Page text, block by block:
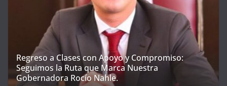
Regreso a Clases con Apoyo y Compromiso:
Seguimos la Ruta que Marca Nuestra
Gobernadora Rocío Nahle.